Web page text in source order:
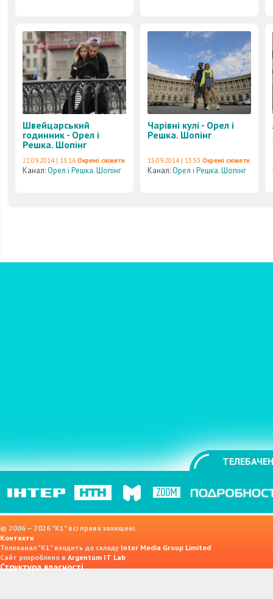
Швейцарський
годинник - Орел і
Решка. Шопінг
22.09.2014 | 13:16 Окремі сюжети
Канал:Орел і Решка. Шопінг
Чарівні кулі - Орел і
Решка. Шопінг
15.09.2014 | 13:53 Окремі сюжети
Канал:Орел і Решка. Шопінг
© 2006 — 2026 "K1" всі права захищені.
Контакти
Телеканал "К1" входить до складу Inter Media Group Limited
Сайт розроблено в Argentum IT Lab
Структура власності